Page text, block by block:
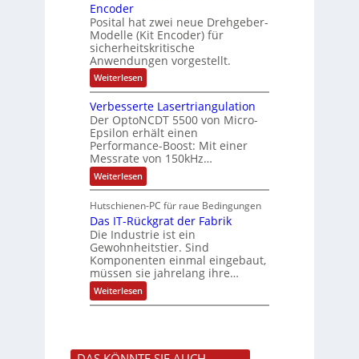
g
e
w
ä
h
t
t
e
ä
l
t
S
c
h
u
t
z
l
a
c
k
b
e
s
c
i
c
h
t
u
n
g
f
a
l
o
s
e
F
a
n
g
s
c
h
a
l
u
n
g
Encoder
Posital hat zwei neue Drehgeber-
Modelle (Kit Encoder) für
sicherheitskritische
Anwendungen vorgestellt.
Weiterlesen:
B
t
t
e
r
i
e
l
o
e
M
u
l
t
i
t
u
r
Verbesserte Lasertriangulation
Der OptoNCDT 5500 von Micro-
Epsilon erhält einen
Performance-Boost: Mit einer
Messrate von 150kHz…
Weiterlesen:
V
r
b
e
s
s
e
r
t
e
L
r
Hutschienen-PC für raue Bedingungen
Das IT-Rückgrat der Fabrik
Die Industrie ist ein
Gewohnheitstier. Sind
Komponenten einmal eingebaut,
müssen sie jahrelang ihre…
Weiterlesen:
D